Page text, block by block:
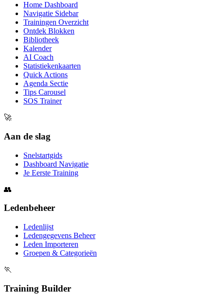
Home Dashboard
Navigatie Sidebar
Trainingen Overzicht
Ontdek Blokken
Bibliotheek
Kalender
AI Coach
Statistiekenkaarten
Quick Actions
Agenda Sectie
Tips Carousel
SOS Trainer
🚀
Aan de slag
Snelstartgids
Dashboard Navigatie
Je Eerste Training
👥
Ledenbeheer
Ledenlijst
Ledengegevens Beheer
Leden Importeren
Groepen & Categorieën
🏃
Training Builder